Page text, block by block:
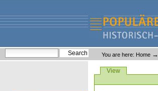
content.
navigation
Liederlexikon
Personal
tools
You are here: Home →
ViewsView